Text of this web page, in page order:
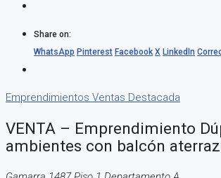
Share on:
WhatsApp Pinterest Facebook X LinkedIn
Emprendimientos Ventas Destacada
VENTA – Emprendimiento
ambientes con balcón